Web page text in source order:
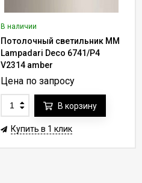
В наличии
Потолочный светильник MM
Lampadari Deco 6741/P4
V2314 amber
Цена по запросу
В корзину
Купить в 1 клик